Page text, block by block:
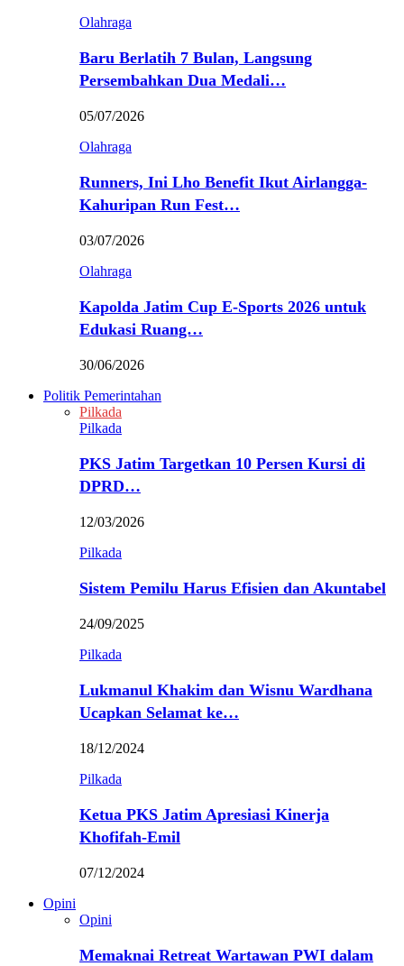
Olahraga
Baru Berlatih 7 Bulan, Langsung
Persembahkan Dua Medali…
05/07/2026
Olahraga
Runners, Ini Lho Benefit Ikut Airlangga-
Kahuripan Run Fest…
03/07/2026
Olahraga
Kapolda Jatim Cup E-Sports 2026 untuk
Edukasi Ruang…
30/06/2026
Politik Pemerintahan
Pilkada
Pilkada
PKS Jatim Targetkan 10 Persen Kursi di
DPRD…
12/03/2026
Pilkada
Sistem Pemilu Harus Efisien dan Akuntabel
24/09/2025
Pilkada
Lukmanul Khakim dan Wisnu Wardhana
Ucapkan Selamat ke…
18/12/2024
Pilkada
Ketua PKS Jatim Apresiasi Kinerja
Khofifah-Emil
07/12/2024
Opini
Opini
Memaknai Retreat Wartawan PWI dalam